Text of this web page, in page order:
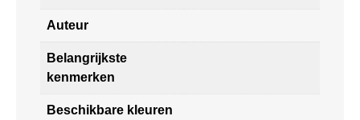
Auteur
Belangrijkste
kenmerken
Beschikbare kleuren